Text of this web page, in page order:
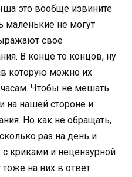
это вообще извините
маленькие не могут
свое
В конце то концов, ну
которую можно их
Чтобы не мешать
на нашей стороне и
Но как не обращать,
раз на день и
с криками и нецензурной
на них в ответ